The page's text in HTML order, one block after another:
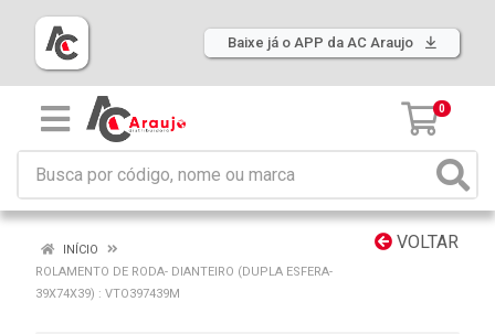
Baixe já o APP da AC Araujo
0
VOLTAR
INÍCIO
ROLAMENTO DE RODA- DIANTEIRO (DUPLA ESFERA-
39X74X39) : VTO397439M